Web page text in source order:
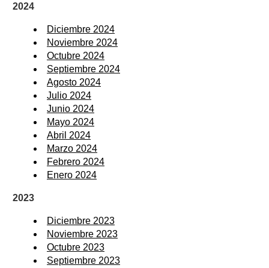
2024
Diciembre 2024
Noviembre 2024
Octubre 2024
Septiembre 2024
Agosto 2024
Julio 2024
Junio 2024
Mayo 2024
Abril 2024
Marzo 2024
Febrero 2024
Enero 2024
2023
Diciembre 2023
Noviembre 2023
Octubre 2023
Septiembre 2023